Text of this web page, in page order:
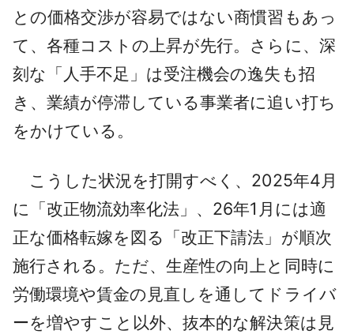
との価格交渉が容易ではない商慣習もあっ
て、各種コストの上昇が先行。さらに、深
刻な「人手不足」は受注機会の逸失も招
き、業績が停滞している事業者に追い打ち
をかけている。
こうした状況を打開すべく、2025年4月
に「改正物流効率化法」、26年1月には適
正な価格転嫁を図る「改正下請法」が順次
施行される。ただ、生産性の向上と同時に
労働環境や賃金の見直しを通してドライバ
ーを増やすこと以外、抜本的な解決策は見